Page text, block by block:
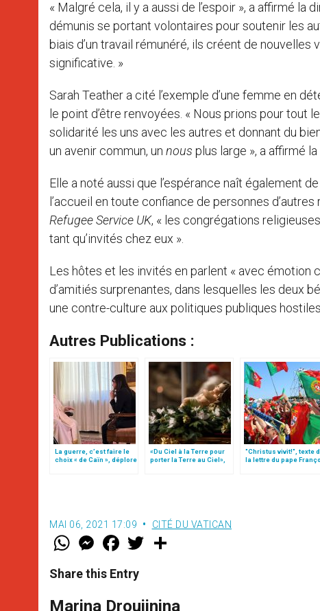
« Malgré cela, il y a aussi de l’espoir », a affirmé la
démunis se portant volontaires pour soutenir les
biais d’un travail rémunéré, ils créent de
significative. »
Sarah Teather a cité l’exemple d’une femme en
le point d’être renvoyées. « Nous prions pour tout
solidarité les uns avec les autres et donnant du
un avenir commun, un nous plus large », a affirmé
Elle a noté aussi que l’espérance naît également
l’accueil en toute confiance de personnes
Refugee Service UK, « les congrégations
tant qu’invités chez eux ».
Les hôtes et les invités en parlent « avec émotion
d’amitiés surprenantes, dans lesquelles les deux
une contre-culture aux politiques publiques
Autres Publications :
La guerre, c’est faire le
choix « de Caïn », déplore
«Du Ciel à la Terre pour
porter la Terre au Ciel»,
"Christus vivit!", texte
la lettre du pape
MAI 06, 2021 17:09 CITÉ DU VATICAN
W
t
s
p
M
e
s
e
g
F
a
e
b
o
w
r
Share this Entry
Marina Droujinina